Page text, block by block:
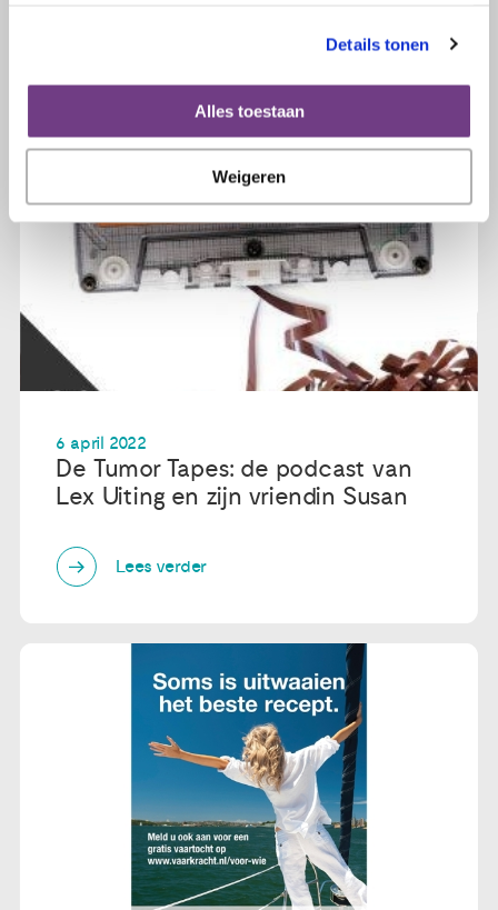
Details tonen
Alles toestaan
Weigeren
6 april 2022
De Tumor Tapes: de podcast van
Lex Uiting en zijn vriendin Susan
Lees verder